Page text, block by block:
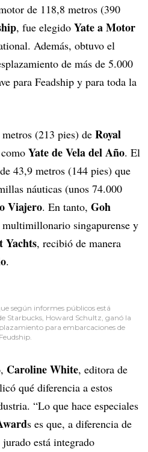
de 118,8 metros (390
, fue elegido Yate a Motor
Además, obtuvo el
de más de 5.000
para Feadship y para toda la
(213 pies) de Royal
Yate de Vela del Año. El
43,9 metros (144 pies) que
náuticas (unos 74.000
Viajero. En tanto, Goh
singapurense y
Yachts, recibió de manera
.
según informes públicos está
Starbucks, Howard Schultz, ganó la
para embarcaciones de
Caroline White, editora de
qué diferencia a estos
“Lo que hace especiales
s es que, a diferencia de
está integrado